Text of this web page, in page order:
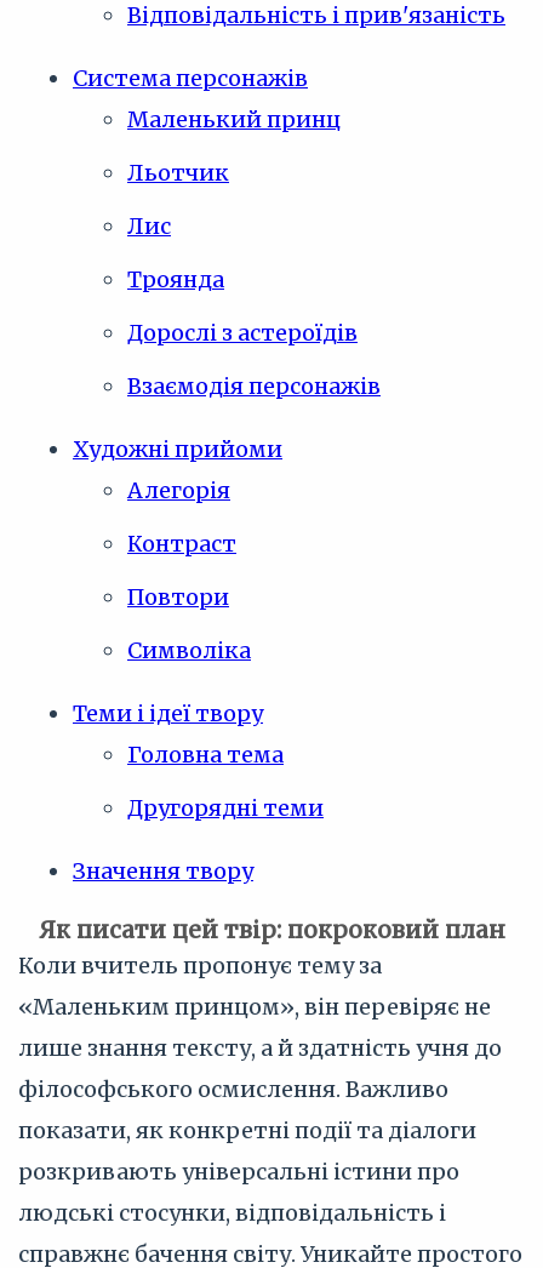
Відповідальність і прив'язаність
Система персонажів
Маленький принц
Льотчик
Лис
Троянда
Дорослі з астероїдів
Взаємодія персонажів
Художні прийоми
Алегорія
Контраст
Повтори
Символіка
Теми і ідеї твору
Головна тема
Другорядні теми
Значення твору
Як писати цей твір: покроковий план
Коли вчитель пропонує тему за
«Маленьким принцом», він перевіряє не
лише знання тексту, а й здатність учня до
філософського осмислення. Важливо
показати, як конкретні події та діалоги
розкривають універсальні істини про
людські стосунки, відповідальність і
справжнє бачення світу. Уникайте простого